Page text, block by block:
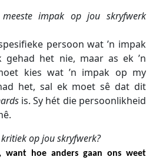
impak op jou skryfwerk
persoon wat ’n impak
gehad het nie, maar as ek ’n
kies wat ’n impak op my
het, sal ek moet sê dat dit
is. Sy hét die persoonlikheid
op jou skryfwerk?
want hoe anders gaan ons weet